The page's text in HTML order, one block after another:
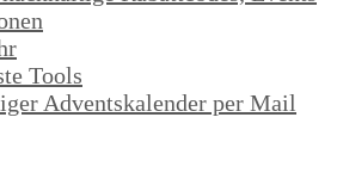
Tools
Adventskalender per Mail